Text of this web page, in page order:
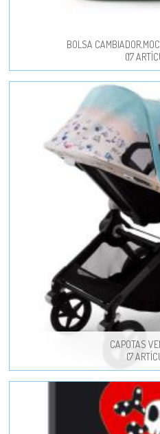
BOLSA
(17
CAPOTAS
(7